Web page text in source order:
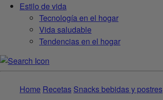
Estilo de vida
Tecnología en el hogar
Vida saludable
Tendencias en el hogar
Home Recetas Snacks bebidas y postres